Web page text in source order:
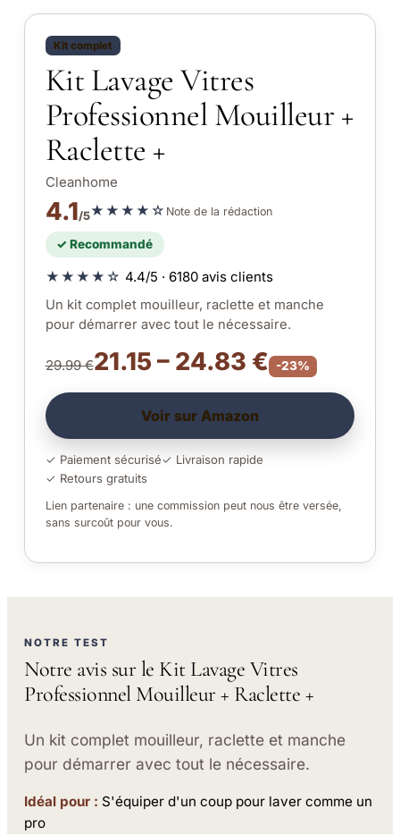
Kit complet
Kit Lavage Vitres
Professionnel Mouilleur +
Raclette +
Cleanhome
4.1/5★★★★☆ Note de la rédaction
✓ Recommandé
★★★★☆ 4.4/5 · 6180 avis clients
Un kit complet mouilleur, raclette et manche
pour démarrer avec tout le nécessaire.
29.99 €21.15 – 24.83 € -23%
Voir sur Amazon
✓ Paiement sécurisé✓ Livraison rapide
✓ Retours gratuits
Lien partenaire : une commission peut nous être versée,
sans surcoût pour vous.
NOTRE TEST
Notre avis sur le Kit Lavage Vitres
Professionnel Mouilleur + Raclette +
Un kit complet mouilleur, raclette et manche
pour démarrer avec tout le nécessaire.
Idéal pour : S'équiper d'un coup pour laver comme un
pro